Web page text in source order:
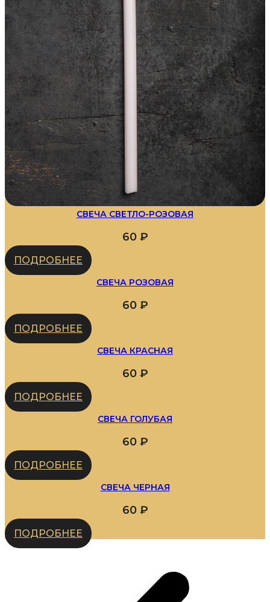
СВЕЧА СВЕТЛО-РОЗОВАЯ
60 ₽
ПОДРОБНЕЕ
СВЕЧА РОЗОВАЯ
60 ₽
ПОДРОБНЕЕ
СВЕЧА КРАСНАЯ
60 ₽
ПОДРОБНЕЕ
СВЕЧА ГОЛУБАЯ
60 ₽
ПОДРОБНЕЕ
СВЕЧА ЧЕРНАЯ
60 ₽
ПОДРОБНЕЕ